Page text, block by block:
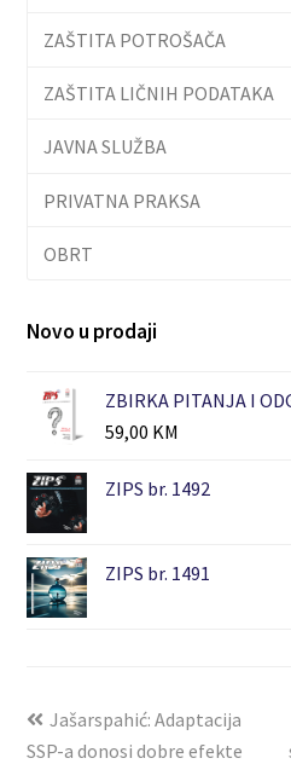
ZAŠTITA POTROŠAČA
ZAŠTITA LIČNIH PODATAKA
JAVNA SLUŽBA
PRIVATNA PRAKSA
OBRT
Novo u prodaji
ZBIRKA PITANJA I
59,00 KM
ZIPS br. 1492
ZIPS br. 1491
Jašarspahić: Adaptacija
SSP-a donosi dobre efekte